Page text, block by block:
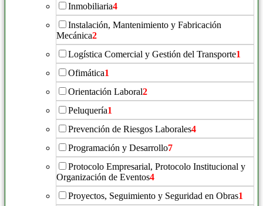
Inmobiliaria4
Instalación, Mantenimiento y Fabricación
Mecánica2
Logística Comercial y Gestión del Transporte1
Ofimática1
Orientación Laboral2
Peluquería1
Prevención de Riesgos Laborales4
Programación y Desarrollo7
Protocolo Empresarial, Protocolo Institucional y
Organización de Eventos4
Proyectos, Seguimiento y Seguridad en Obras1